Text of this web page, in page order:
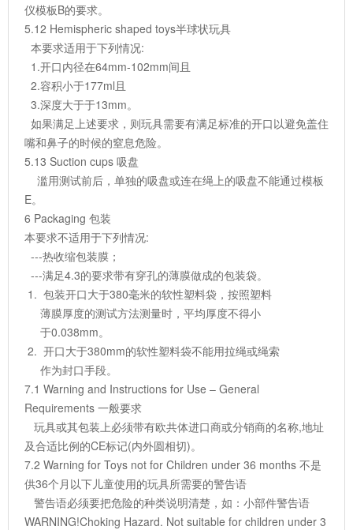
仪模板B的要求。
5.12 Hemispheric shaped toys半球状玩具
本要求适用于下列情况:
1.开口内径在64mm-102mm间且
2.容积小于177ml且
3.深度大于于13mm。
如果满足上述要求，则玩具需要有满足标准的开口以避免盖住
嘴和鼻子的时候的窒息危险。
5.13 Suction cups 吸盘
滥用测试前后，单独的吸盘或连在绳上的吸盘不能通过模板
E。
6 Packaging 包装
本要求不适用于下列情况:
---热收缩包装膜；
---满足4.3的要求带有穿孔的薄膜做成的包装袋。
1. 包装开口大于380毫米的软性塑料袋，按照塑料
薄膜厚度的测试方法测量时，平均厚度不得小
于0.038mm。
2. 开口大于380mm的软性塑料袋不能用拉绳或绳索
作为封口手段。
7.1 Warning and Instructions for Use – General
Requirements 一般要求
玩具或其包装上必须带有欧共体进口商或分销商的名称,地址
及合适比例的CE标记(内外圆相切)。
7.2 Warning for Toys not for Children under 36 months 不是
供36个月以下儿童使用的玩具所需要的警告语
警告语必须要把危险的种类说明清楚，如：小部件警告语
WARNING!Choking Hazard. Not suitable for children under 3